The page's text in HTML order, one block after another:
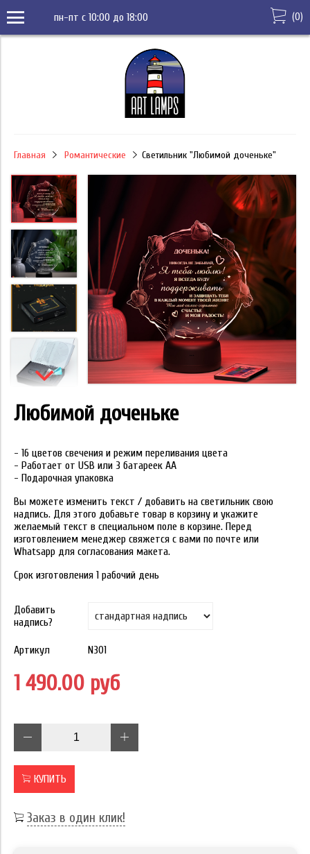
пн-пт с 10:00 до 18:00 (0)
Главная Романтические Светильник "Любимой доченьке"
Любимой доченьке
- 16 цветов свечения и режим переливания цвета
- Работает от USB или 3 батареек АА
- Подарочная упаковка
Вы можете изменить текст / добавить на светильник свою
надпись. Для этого добавьте товар в корзину и укажите
желаемый текст в специальном поле в корзине. Перед
изготовлением менеджер свяжется с вами по почте или
Whatsapp для согласования макета.
Срок изготовления 1 рабочий день
Добавить
надпись?
Артикул N301
1 490.00 руб
КУПИТЬ
Заказ в один клик!